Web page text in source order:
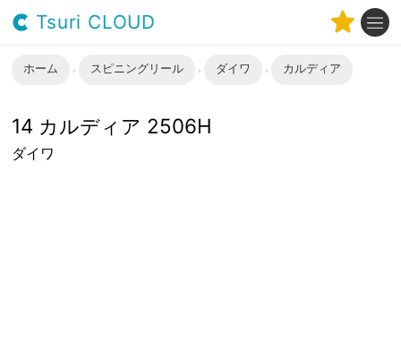
Tsuri CLOUD
ホーム スピニングリール ダイワ カルディア
14 カルディア 2506H
ダイワ